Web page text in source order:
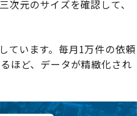
元のサイズを確認して、
ています。毎月1万件の依頼
ほど、データが精緻化され